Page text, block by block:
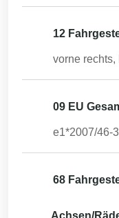
12
vorne
09 EU
e1*2007/46-
68
Achsen/